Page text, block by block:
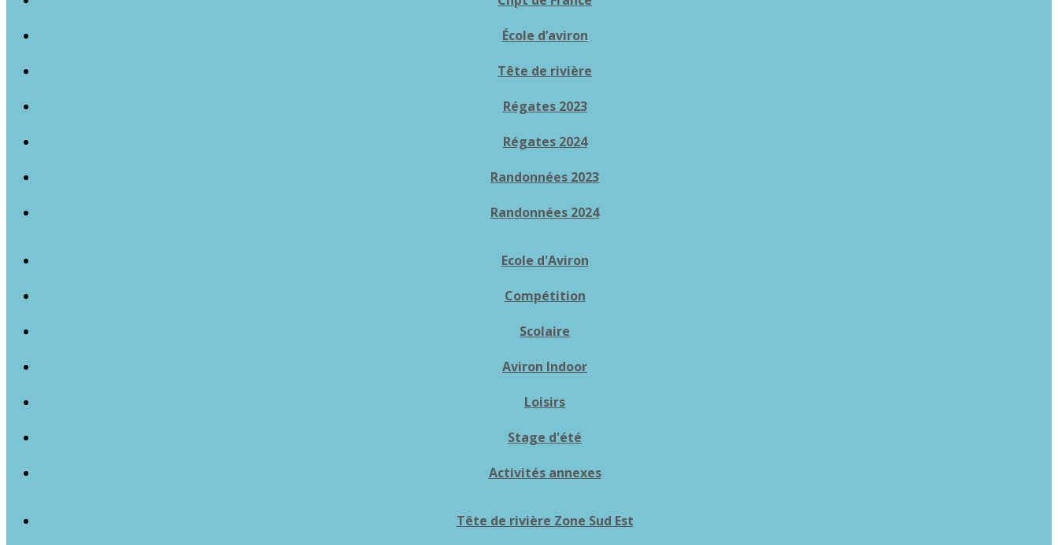
École d’aviron
Tête de rivière
Régates 2023
Régates 2024
Randonnées 2023
Randonnées 2024
Ecole d'Aviron
Compétition
Scolaire
Aviron Indoor
Loisirs
Stage d'été
Activités annexes
Tête de rivière Zone Sud Est